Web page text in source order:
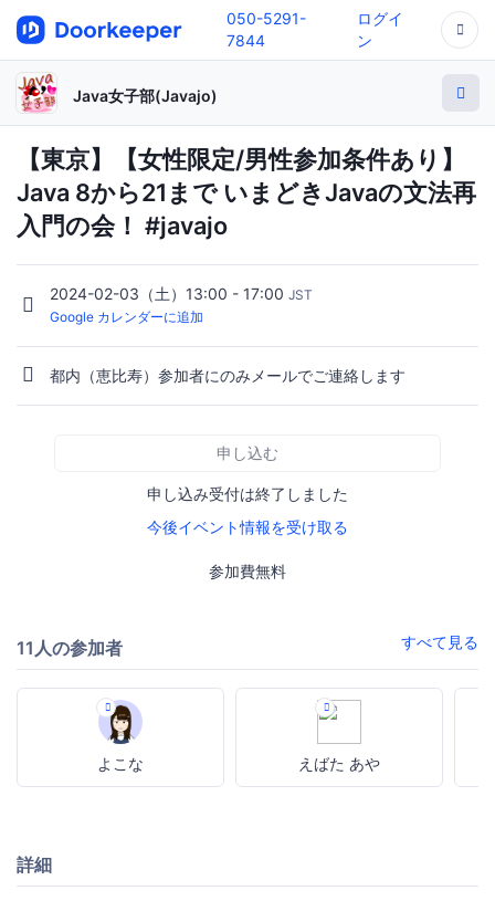
050-5291-
7844
ログイ
ン
Java女子部(Javajo)
【東京】【女性限定/男性参加条件あり】
Java 8から21まで いまどきJavaの文法再
入門の会！ #javajo
2024-02-03（土）13:00 - 17:00 JST
Google カレンダーに追加
都内（恵比寿）参加者にのみメールでご連絡します
申し込む
申し込み受付は終了しました
今後イベント情報を受け取る
参加費無料
11人の参加者 すべて見る
よこな えばた あや
詳細